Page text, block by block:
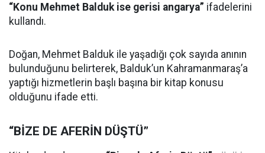
“Konu Mehmet Balduk ise gerisi angarya” ifadelerini
kullandı.
Doğan, Mehmet Balduk ile yaşadığı çok sayıda anının
bulunduğunu belirterek, Balduk’un Kahramanmaraş’a
yaptığı hizmetlerin başlı başına bir kitap konusu
olduğunu ifade etti.
“BİZE DE AFERİN DÜŞTÜ”